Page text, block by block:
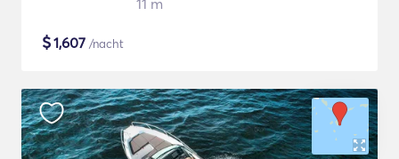
11 m
$1,607 /nacht